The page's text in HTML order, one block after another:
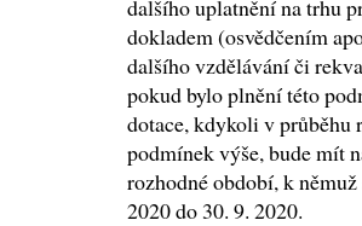
dalšího uplatnění na trhu
dokladem (osvědčením
dalšího vzdělávání či
pokud bylo plnění této
dotace, kdykoli v průběhu
podmínek výše, bude mít
rozhodné období, k
2020 do 30. 9. 2020.